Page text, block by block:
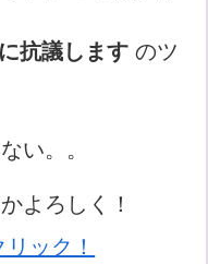
抗議します のツ
い。。
よろしく！
ック！